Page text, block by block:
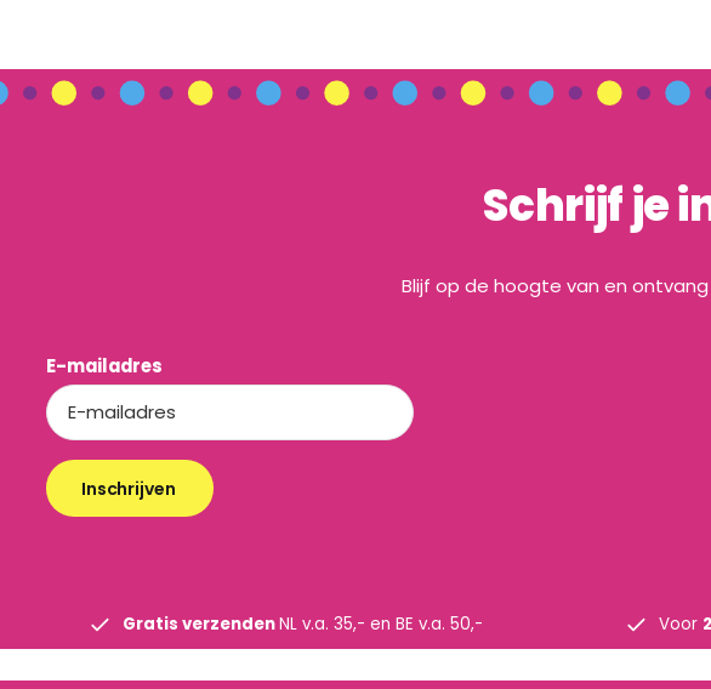
Schrijf je
Blijf op de hoogte van en
E-mailadres
Inschrijven
Gratis verzendenNL v.a. 35,- en BE v.a. 50,- Voor